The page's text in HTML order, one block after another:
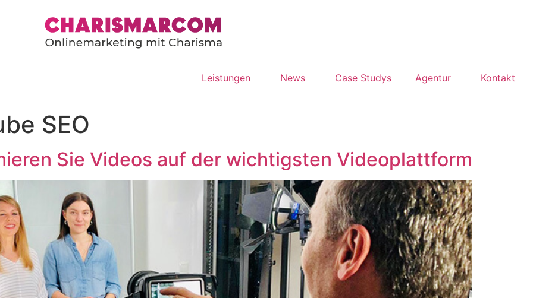
Leistungen News Case Studys Agentur Kontakt
SEO
Sie Videos auf der wichtigsten Videoplattform